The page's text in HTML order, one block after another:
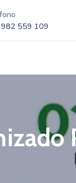
559 109